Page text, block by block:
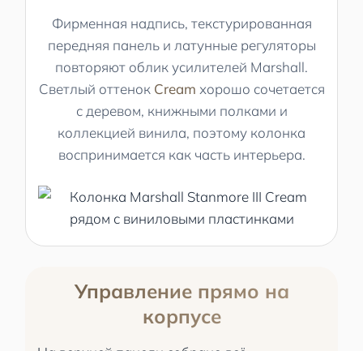
Фирменная надпись, текстурированная
передняя панель и латунные регуляторы
повторяют облик усилителей Marshall.
Светлый оттенок Cream хорошо сочетается
с деревом, книжными полками и
коллекцией винила, поэтому колонка
воспринимается как часть интерьера.
Управление прямо на
корпусе